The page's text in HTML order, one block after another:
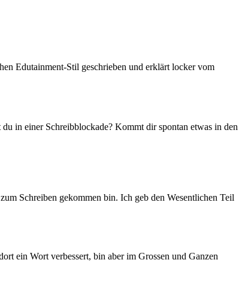
Edutainment-Stil geschrieben und erklärt locker vom
in einer Schreibblockade? Kommt dir spontan etwas in den
Schreiben gekommen bin. Ich geb den Wesentlichen Teil
ein Wort verbessert, bin aber im Grossen und Ganzen